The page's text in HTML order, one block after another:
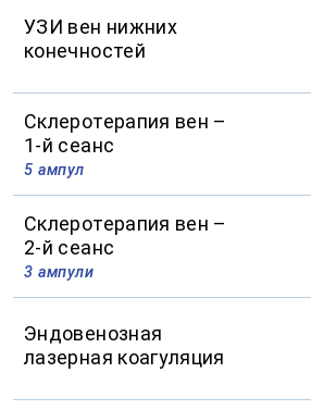
УЗИ вен нижних
конечностей
Склеротерапия вен –
1-й сеанс
5 ампул
Склеротерапия вен –
2-й сеанс
3 ампули
Эндовенозная
лазерная коагуляция